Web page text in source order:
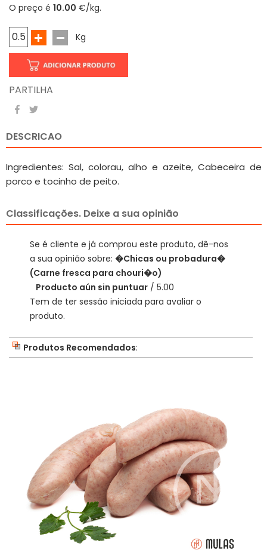
O preço é 10.00 €/kg.
Kg
PARTILHA
DESCRICAO
Ingredientes: Sal, colorau, alho e azeite, Cabeceira de
porco e tocinho de peito.
Classificações. Deixe a sua opinião
Se é cliente e já comprou este produto, dê-nos
a sua opinião sobre: �Chicas ou probadura�
(Carne fresca para chouri�o)
Producto aún sin puntuar / 5.00
Tem de ter sessão iniciada para avaliar o
produto.
Produtos Recomendados: